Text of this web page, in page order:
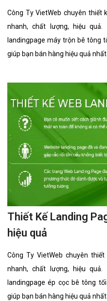
Công Ty VietWeb chuyên thiết
nhanh, chất lượng, hiệu
landingpage máy trộn bê tông
giúp bạn bán hàng hiệu quả nhất
Thiết Kế Landing
hiệu quả
Công Ty VietWeb chuyên
nhanh, chất lượng, hiệu
landingpage ép cọc bê tông
giúp bạn bán hàng hiệu quả nhất